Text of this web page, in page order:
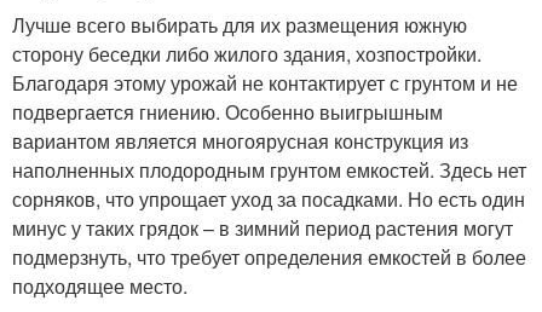
Лучше всего выбирать для их размещения южную
сторону беседки либо жилого здания, хозпостройки.
Благодаря этому урожай не контактирует с грунтом и не
подвергается гниению. Особенно выигрышным
вариантом является многоярусная конструкция из
наполненных плодородным грунтом емкостей. Здесь нет
сорняков, что упрощает уход за посадками. Но есть один
минус у таких грядок – в зимний период растения могут
подмерзнуть, что требует определения емкостей в более
подходящее место.